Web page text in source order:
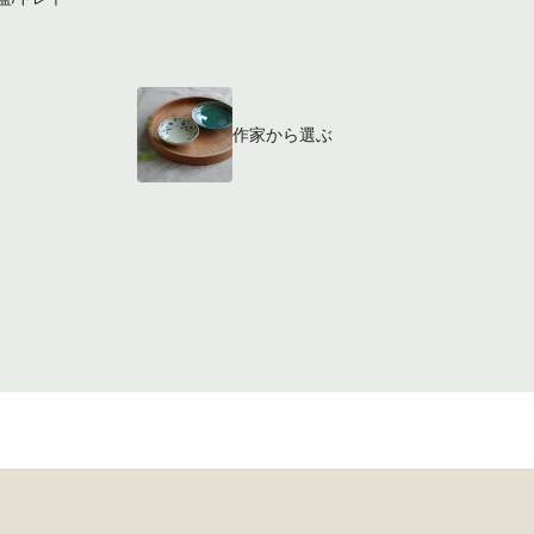
作家から選ぶ